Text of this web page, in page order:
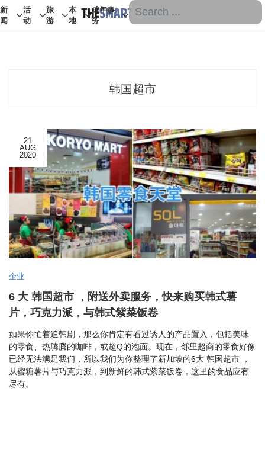
新
闻
活
动
旅
游
本
地
成年事
务
韩国超市
21
AUG
2020
企业
6 大 韩国超市 ，附送外卖服务，快来购买韩式薯
片，巧克力派，与韩式紫菜饭卷
如果你忙着追韩剧，那么你肯定有看过诱人的产品置入，包括美味
的零食、热腾腾的咖啡，或超Q的泡面。现在，邻里超商的零食好像
已经无法满足我们，所以我们为你整理了新加坡的6大 韩国超市 ，
从蜜糖薯片与巧克力派，到新鲜的韩式紫菜饭卷，这里的食品应有
尽有。